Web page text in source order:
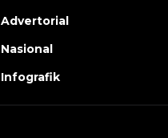
Advertorial
Nasional
Infografik